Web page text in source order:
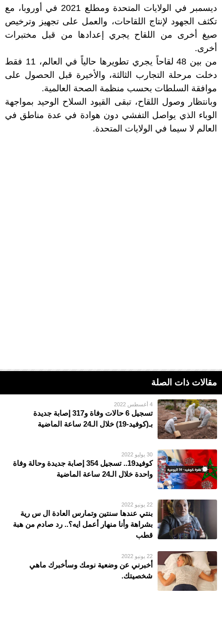
ديسمبر في الولايات المتحدة ومطلع 2021 في أوروبا، مع
تكثف الجهود لإنتاج اللقاحات، والعمل على تجهيز وترخيص
صيغ أخرى من اللقاح يجري إعدادها من قبل مختبرات
أخرى.
من بين 48 لقاحاً يجري تطويرها حالياً في العالم، 11 فقط
دخلت مرحلة التجارب الثالثة، والأخيرة قبل الحصول على
موافقة السلطات بحسب منظمة الصحة العالمية.
وبانتظار وصول اللقاح، تبقى القيود السلاح الوحيد بمواجهة
الوباء الذي يواصل التفشي دون هوادة في عدة مناطق في
العالم لا سيما في الولايات المتحدة.
مقالات ذات الصلة
4 أغسطس 2022
تسجيل 6 حالات وفاة و317 إصابة جديدة
بـ(كوفيد-19) خلال الـ24 ساعة الماضية
30 يوليو 2022
كوفيد19.. تسجيل 354 إصابة جديدة وحالة وفاة
واحدة خلال الـ24 ساعة الماضية
22 يونيو 2022
بنتي عندها سنتين وتمارس العادة ال س رية
بشراهة وأنا منهار أعمل ايه؟.. رد صادم من هبة
قطب
22 يونيو 2022
أخبرني عن وضعية نومك وسأخبرك ماهي
شخصيتك.